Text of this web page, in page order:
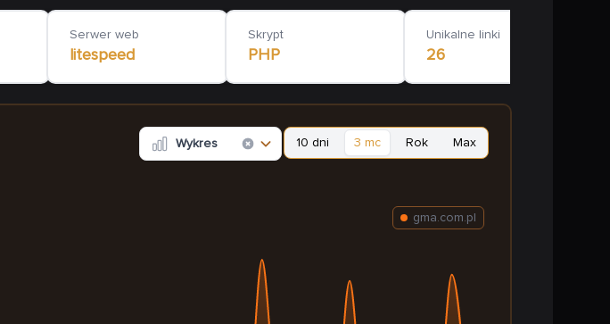
Serwer web
litespeed
Skrypt
PHP
Unikalne linki
26
Wykres 10 dni 3 mc Rok Max
gma.com.pl